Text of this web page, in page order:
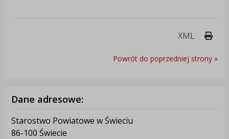
XML
Powrót do poprzedniej strony »
Dane adresowe:
Starostwo Powiatowe w Świeciu
86-100 Świecie